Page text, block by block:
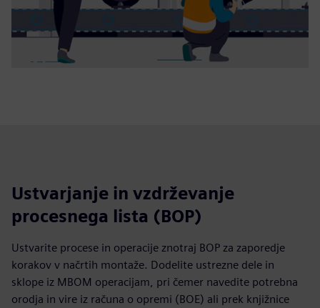
Ustvarjanje in vzdrževanje
procesnega lista (BOP)
Ustvarite procese in operacije znotraj BOP za zaporedje
korakov v načrtih montaže. Dodelite ustrezne dele in
sklope iz MBOM operacijam, pri čemer navedite potrebna
orodja in vire iz računa o opremi (BOE) ali prek knjižnice